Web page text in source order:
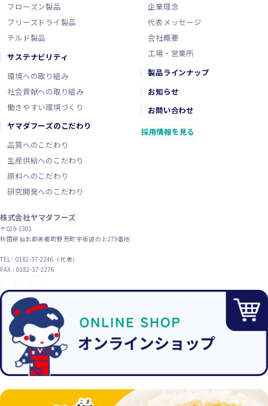
フローズン製品
フリーズドライ製品
チルド製品
サステナビリティ
環境への取り組み
社会貢献への取り組み
働きやすい環境づくり
ヤマダフーズのこだわり
品質へのこだわり
生産供給へのこだわり
原料へのこだわり
研究開発へのこだわり
企業理念
代表メッセージ
会社概要
工場・営業所
製品ラインナップ
お知らせ
お問い合わせ
採用情報を見る
株式会社ヤマダフーズ
〒019-1301
秋田県仙北郡美郷町野荒町字街道の上279番地
TEL : 0182-37-2246（代表）
FAX : 0182-37-2276